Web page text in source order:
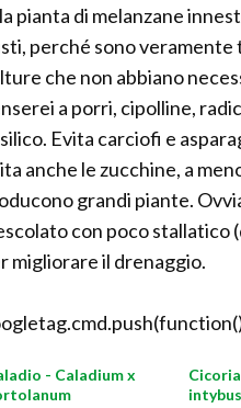
pianta di melanzane
perché sono veramente
che non abbiano
a porri, cipolline,
Evita carciofi e
anche le zucchine, a
grandi piante.
con poco stallatico
migliorare il drenaggio.
- Caladium x
intybus